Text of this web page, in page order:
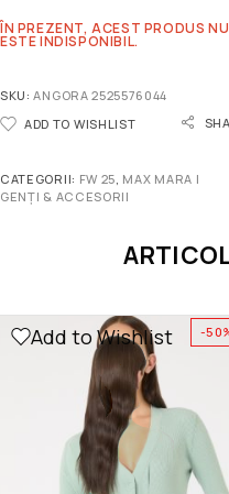
ÎN PREZENT, ACEST PRODUS
ESTE INDISPONIBIL.
SKU:ANGORA 2525576044
ADD TO WISHLIST
CATEGORII: FW 25 MAX MARA |
GENȚI & ACCESORII
-
Add to Wishlist